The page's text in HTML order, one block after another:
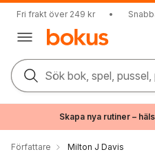
Fri frakt över 249 kr •
Sök bok, spel, pussel,
Skapa nya rutiner –
Författare Milton J Davis